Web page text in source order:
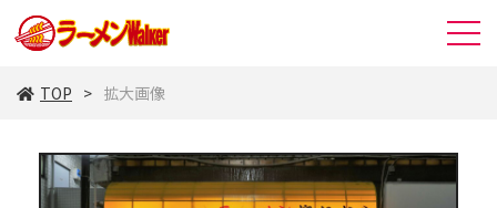
TOP 拡大画像